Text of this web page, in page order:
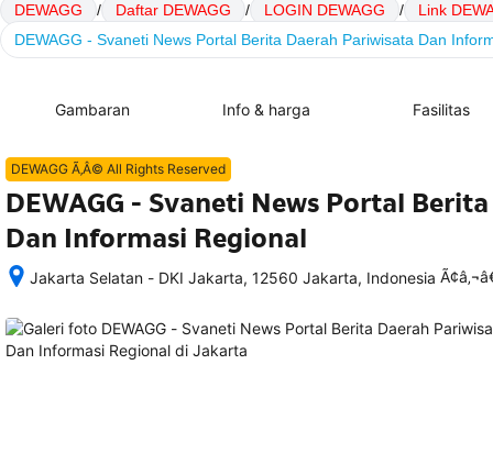
DEWAGG / Daftar DEWAGG / LOGIN DEWAGG /
Link
DEWAGG - Svaneti News Portal Berita Daerah Pariwisata Dan
Gambaran Info & harga Fasilitas
DEWAGG Ã‚Â© All Rights Reserved
DEWAGG - Svaneti News Portal
Dan Informasi Regional
Jakarta Selatan - DKI Jakarta, 12560 Jakarta, Indonesia
memesan,
semua